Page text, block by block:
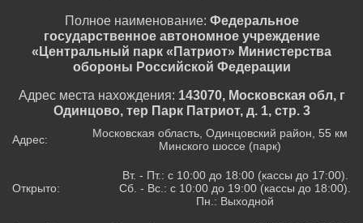
Полное наименование: Федеральное
государственное автономное учреждение
«Центральный парк «Патриот» Министерства
обороны Российской Федерации
Адрес места нахождения: 143070, Московская обл, г
Одинцово, тер Парк Патриот, д. 1, стр. 3
Адрес:
Московская область, Одинцовский район, 55 км
Минского шоссе (парк)
Открыто:
Вт. - Пт.: с 10:00 до 18:00 (кассы до 17:00).
Сб. - Вс.: с 10:00 до 19:00 (кассы до 18:00).
Пн.: Выходной